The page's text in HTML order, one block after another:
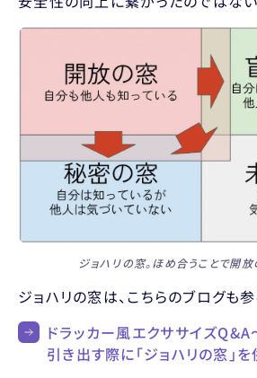
ジョハリの窓。ほめ合うことで開
ジョハリの窓は、こちらのブログも
ドラッカー風エクササイズ
引き出す際に「ジョハリの窓」